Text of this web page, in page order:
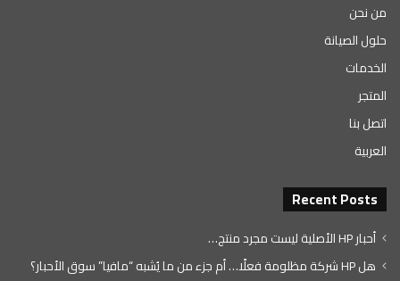
من نحن
حلول الصيانة
الخدمات
المتجر
اتصل بنا
العربية
Recent Posts
أحبار HP الأصلية ليست مجرد منتج…
هل HP شركة مظلومة فعلًا… أم جزء من ما يُشبه “مافيا” سوق الأحبار؟